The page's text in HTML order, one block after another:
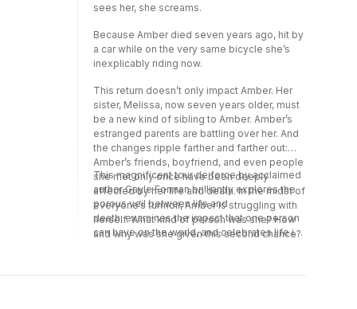
sees her, she screams.
Because Amber died seven years ago, hit by
a car while on the very same bicycle she’s
inexplicably riding now.
This return doesn’t only impact Amber. Her
sister, Melissa, now seven years older, must
be a new kind of sibling to Amber. Amber’s
estranged parents are battling over her. And
the changes ripple farther and farther out:
Amber’s friends, boyfriend, and even people
she met only once have been deeply
affected by her life and death. In the midst of
everyone’s turmoil, Amber is struggling with
herself. What kind of person was she? How
and why was she given this second chance?
This magnificent tour de force by acclaimed
author Gayle Forman brilliantly explores the
porous veil between life and
death, examines the impact that one person
can have on the world, and celebrates life in